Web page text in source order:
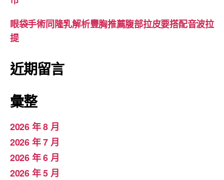
眼袋手術同隆乳解析豐胸推薦腹部拉皮要搭配音波拉
提
近期留言
彙整
2026 年 8 月
2026 年 7 月
2026 年 6 月
2026 年 5 月